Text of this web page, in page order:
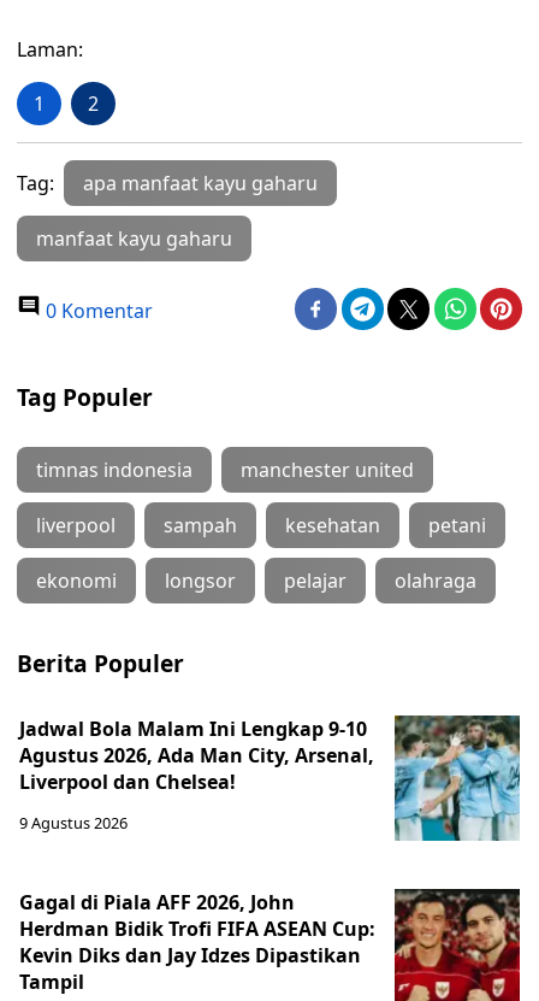
Laman:
1 2
Tag: apa manfaat kayu gaharu
manfaat kayu gaharu
0 Komentar
Tag Populer
timnas indonesia manchester united
liverpool sampah kesehatan petani
ekonomi longsor pelajar olahraga
Berita Populer
Jadwal Bola Malam Ini Lengkap 9-10
Agustus 2026, Ada Man City, Arsenal,
Liverpool dan Chelsea!
9 Agustus 2026
Gagal di Piala AFF 2026, John
Herdman Bidik Trofi FIFA ASEAN Cup:
Kevin Diks dan Jay Idzes Dipastikan
Tampil